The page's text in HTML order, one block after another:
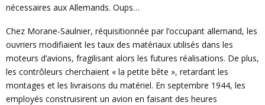
nécessaires aux Allemands. Oups…
Chez Morane-Saulnier, réquisitionnée par l’occupant allemand, les
ouvriers modifiaient les taux des matériaux utilisés dans les
moteurs d’avions, fragilisant alors les futures réalisations. De plus,
les contrôleurs cherchaient « la petite bête », retardant les
montages et les livraisons du matériel. En septembre 1944, les
employés construisirent un avion en faisant des heures